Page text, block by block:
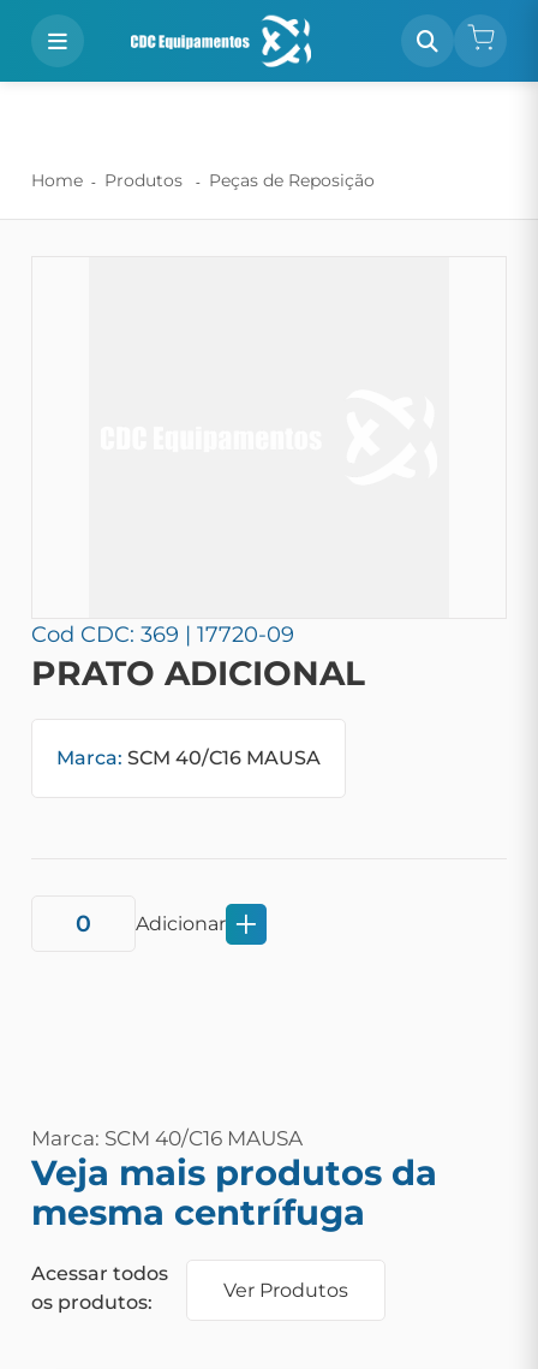
Home Produtos Peças de Reposição
Cod CDC: 369 | 17720-09
PRATO ADICIONAL
Marca: SCM 40/C16 MAUSA
Adicionar
Marca: SCM 40/C16 MAUSA
Veja mais produtos da
mesma centrífuga
Acessar todos
os produtos:
Ver Produtos